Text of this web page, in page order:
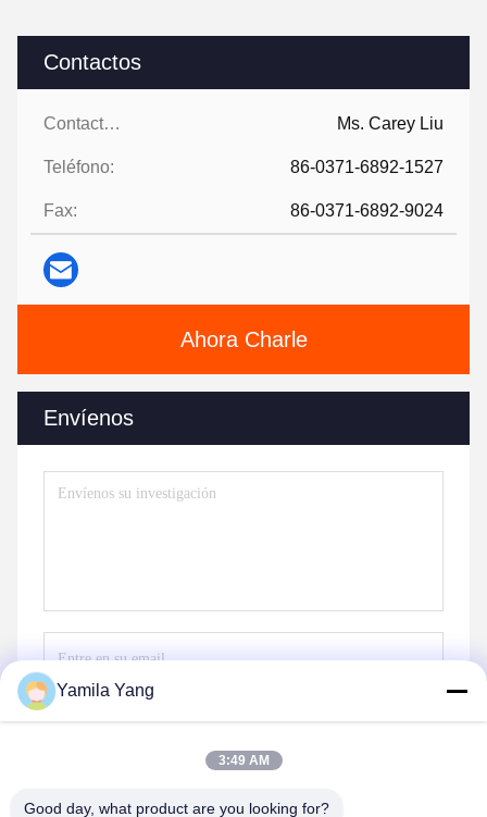
Contactos
Contactos: Ms. Carey Liu
Teléfono: 86-0371-6892-1527
Fax: 86-0371-6892-9024
Ahora Charle
Envíenos
Envíe
Yamila Yang
3:49 AM
Good day, what product are you looking for?